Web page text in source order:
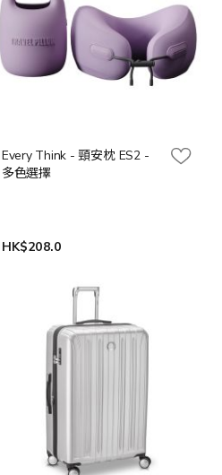
Every Think - 頸安枕 ES2 -
多色選擇
HK$208.0